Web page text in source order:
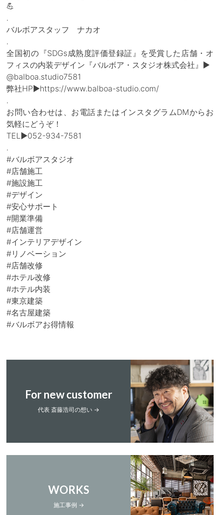
💪
.
バルボアスタッフ ナカオ
.
全国初の『SDGs成熟度評価登録証』を受賞した店舗・オ
フィスの内装デザイン『バルボア・スタジオ株式会社』▶
@balboa.studio7581
弊社HP▶https://www.balboa-studio.com/
.
お問い合わせは、お電話またはインスタグラムDMからお
気軽にどうぞ！
TEL▶052-934-7581
.
#バルボアスタジオ
#店舗施工
#施設施工
#デザイン
#安心サポート
#開業準備
#店舗運営
#インテリアデザイン
#リノベーション
#店舗改修
#ホテル改修
#ホテル内装
#東京建築
#名古屋建築
#バルボアお得情報
For new customer
代表 斎藤浩司の想い →
WORKS
施工事例 →